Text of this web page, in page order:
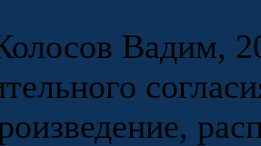
Вадим,